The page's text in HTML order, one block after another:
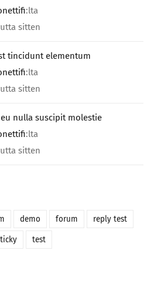
:lta
sitten
tincidunt elementum
:lta
sitten
nulla suscipit molestie
:lta
sitten
demo forum reply test
test